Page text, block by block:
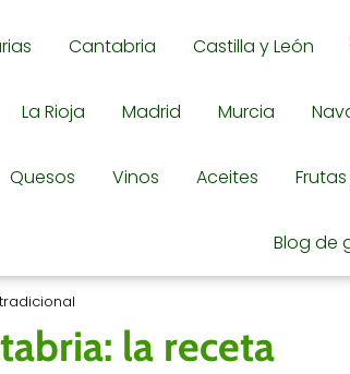
Cantabria Castilla y León
La Rioja Madrid Murcia
Quesos Vinos Aceites
Blog de
la receta